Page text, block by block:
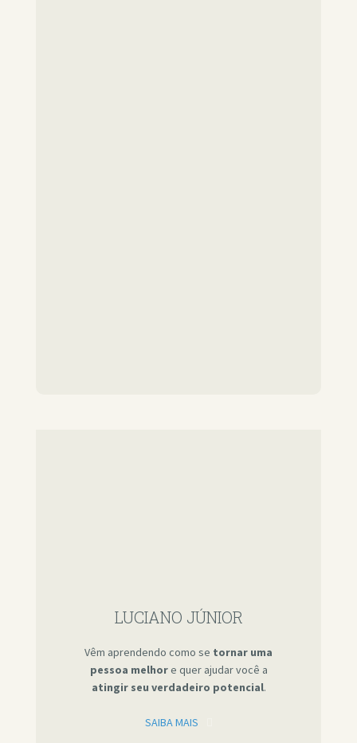
LUCIANO JÚNIOR
Vêm aprendendo como se tornar uma
pessoa melhore quer ajudar você a
atingir seu verdadeiro potencial.
SAIBA MAIS